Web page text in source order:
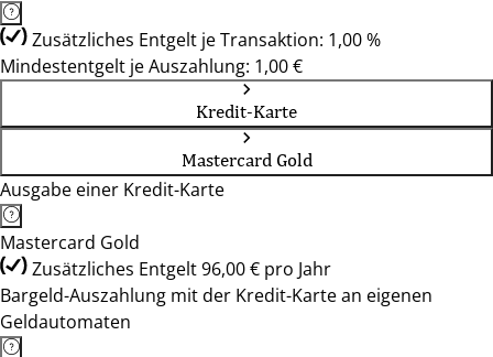
Zusätzliches Entgelt je Transaktion: 1,00 %
Mindestentgelt je Auszahlung: 1,00 €
Kredit-Karte
Mastercard Gold
Ausgabe einer Kredit-Karte
Mastercard Gold
Zusätzliches Entgelt 96,00 € pro Jahr
Bargeld-Auszahlung mit der Kredit-Karte an eigenen
Geldautomaten